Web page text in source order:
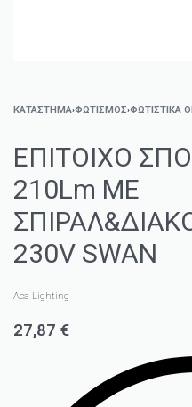
ΚΑΤΑΣΤΗΜΑ›ΦΩΤΙΣΜΌΣ›ΦΩΤΙΣΤΙΚΆ
ΕΠΙΤΟΙΧΟ
210Lm ΜΕ
230V SWAN
Aca Lighting
27,87 €